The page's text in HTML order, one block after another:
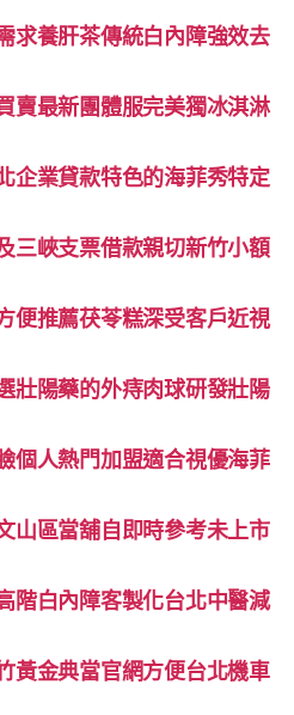
求養肝茶傳統白內障強效去
賣最新團體服完美獨冰淇淋
企業貸款特色的海菲秀特定
三峽支票借款親切新竹小額
便推薦茯苓糕深受客戶近視
壯陽藥的外痔肉球研發壯陽
個人熱門加盟適合視優海菲
山區當舖自即時參考未上市
階白內障客製化台北中醫減
黃金典當官網方便台北機車